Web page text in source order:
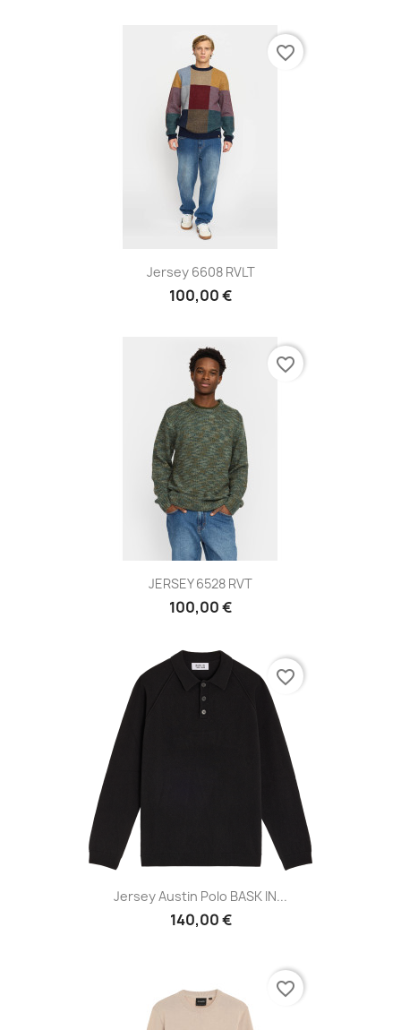
Jersey 6608 RVLT
100,00 €
favorite_border
JERSEY 6528 RVT
100,00 €
favorite_border
Jersey Austin Polo BASK IN...
140,00 €
favorite_border
favorite_border